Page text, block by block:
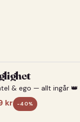
& ego — allt ingår 👑
kr -40%